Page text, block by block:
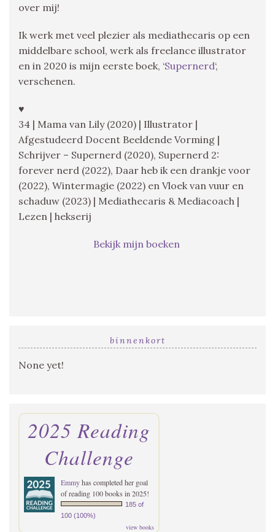
over mij!
Ik werk met veel plezier als mediathecaris op een
middelbare school, werk als freelance illustrator
en in 2020 is mijn eerste boek, ‘Supernerd‘,
verschenen.
♥
34 | Mama van Lily (2020) | Illustrator |
Afgestudeerd Docent Beeldende Vorming |
Schrijver – Supernerd (2020), Supernerd 2:
forever nerd (2022), Daar heb ik een drankje voor
(2022), Wintermagie (2022) en Vloek van vuur en
schaduw (2023) | Mediathecaris & Mediacoach |
Lezen | hekserij
Bekijk mijn boeken
binnenkort
None yet!
2025 Reading
Challenge
Emmyhas completed her goal
of reading 100 books in 2025!
185 of
100 (100%)
view books